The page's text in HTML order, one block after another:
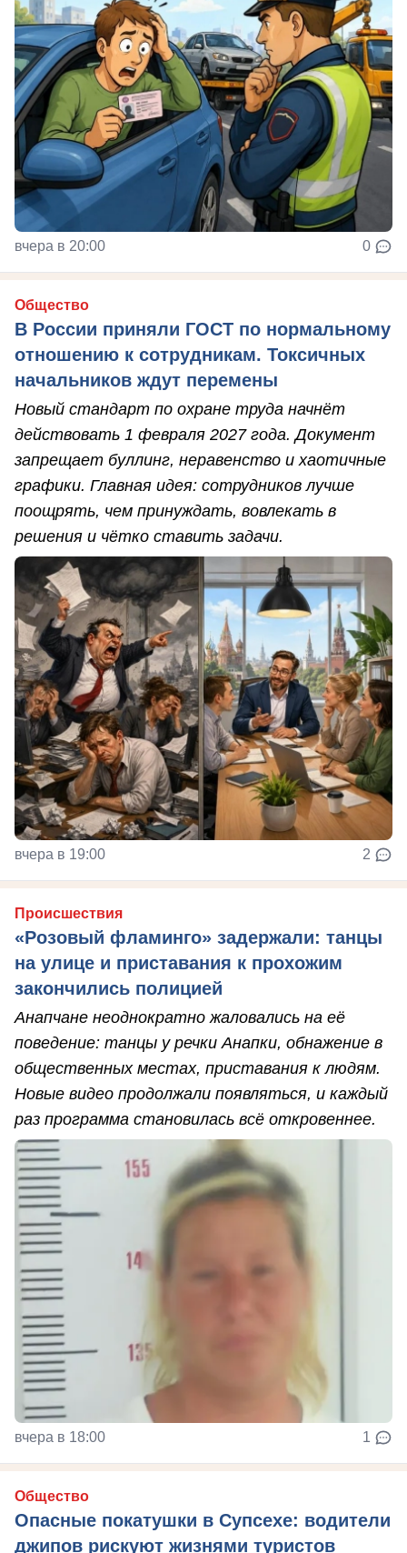
вчера в 20:00 0
Общество
В России приняли ГОСТ по нормальному
отношению к сотрудникам. Токсичных
начальников ждут перемены
Новый стандарт по охране труда начнёт
действовать 1 февраля 2027 года. Документ
запрещает буллинг, неравенство и хаотичные
графики. Главная идея: сотрудников лучше
поощрять, чем принуждать, вовлекать в
решения и чётко ставить задачи.
вчера в 19:00 2
Происшествия
«Розовый фламинго» задержали: танцы
на улице и приставания к прохожим
закончились полицией
Анапчане неоднократно жаловались на её
поведение: танцы у речки Анапки, обнажение в
общественных местах, приставания к людям.
Новые видео продолжали появляться, и каждый
раз программа становилась всё откровеннее.
вчера в 18:00 1
Общество
Опасные покатушки в Супсехе: водители
джипов рискуют жизнями туристов